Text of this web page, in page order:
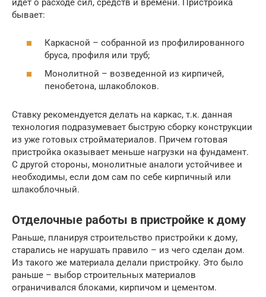
идет о расходе сил, средств и времени. Пристройка
бывает:
Каркасной – собранной из профилированного
бруса, профиля или труб;
Монолитной – возведенной из кирпичей,
пенобетона, шлакоблоков.
Ставку рекомендуется делать на каркас, т.к. данная
технология подразумевает быструю сборку конструкции
из уже готовых стройматериалов. Причем готовая
пристройка оказывает меньше нагрузки на фундамент.
С другой стороны, монолитные аналоги устойчивее и
необходимы, если дом сам по себе кирпичный или
шлакоблочный.
Отделочные работы в пристройке к дому
Раньше, планируя строительство пристройки к дому,
старались не нарушать правило – из чего сделан дом.
Из такого же материала делали пристройку. Это было
раньше – выбор строительных материалов
ограничивался блоками, кирпичом и цементом.